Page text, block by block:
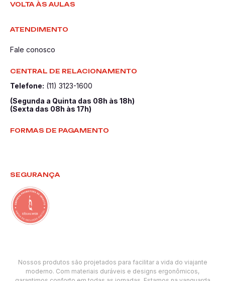
VOLTA ÀS AULAS
ATENDIMENTO
Fale conosco
CENTRAL DE RELACIONAMENTO
Telefone: (11) 3123-1600
(Segunda a Quinta das 08h às 18h)
(Sexta das 08h às 17h)
FORMAS DE PAGAMENTO
SEGURANÇA
Nossos produtos são projetados para facilitar a vida do viajante
moderno. Com materiais duráveis e designs ergonômicos,